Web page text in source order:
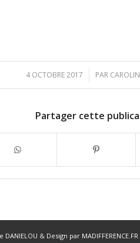
4 OCTOBRE 2017
/ PAR
Partager cette
DANIELOU & Design par MADIFFERENCE.FR